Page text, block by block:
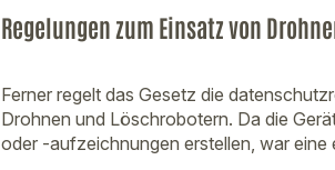
Regelungen zum Einsatz von
Ferner regelt das Gesetz die
Drohnen und Löschrobotern. Da die
oder -aufzeichnungen erstellen, war